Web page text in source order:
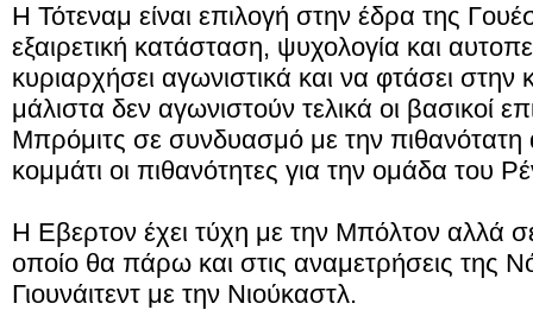
Η Τότεναμ είναι επιλογή στην έδρα της
εξαιρετική κατάσταση, ψυχολογία και
κυριαρχήσει αγωνιστικά και να φτάσει
μάλιστα δεν αγωνιστούν τελικά οι βασικοί
Μπρόμιτς σε συνδυασμό με την
κομμάτι οι πιθανότητες για την ομάδα του
Η Εβερτον έχει τύχη με την Μπόλτον αλλά
οποίο θα πάρω και στις αναμετρήσεις της
Γιουνάιτεντ με την Νιούκαστλ.